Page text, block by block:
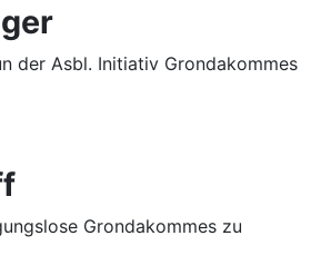
der Asbl. Initiativ Grondakommes
Grondakommes zu